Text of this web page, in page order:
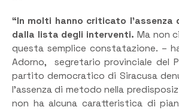
“In molti hanno criticato
dalla lista degli interventi. Ma non
questa semplice constatazione. –
Adorno, segretario provinciale del
partito democratico di Siracusa
l’assenza di metodo nella
non ha alcuna caratteristica di